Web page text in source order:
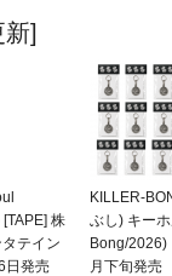
]
株
テイン
日発売
KILLER-
ぶし) キー
Bong/2026)
月下旬発売